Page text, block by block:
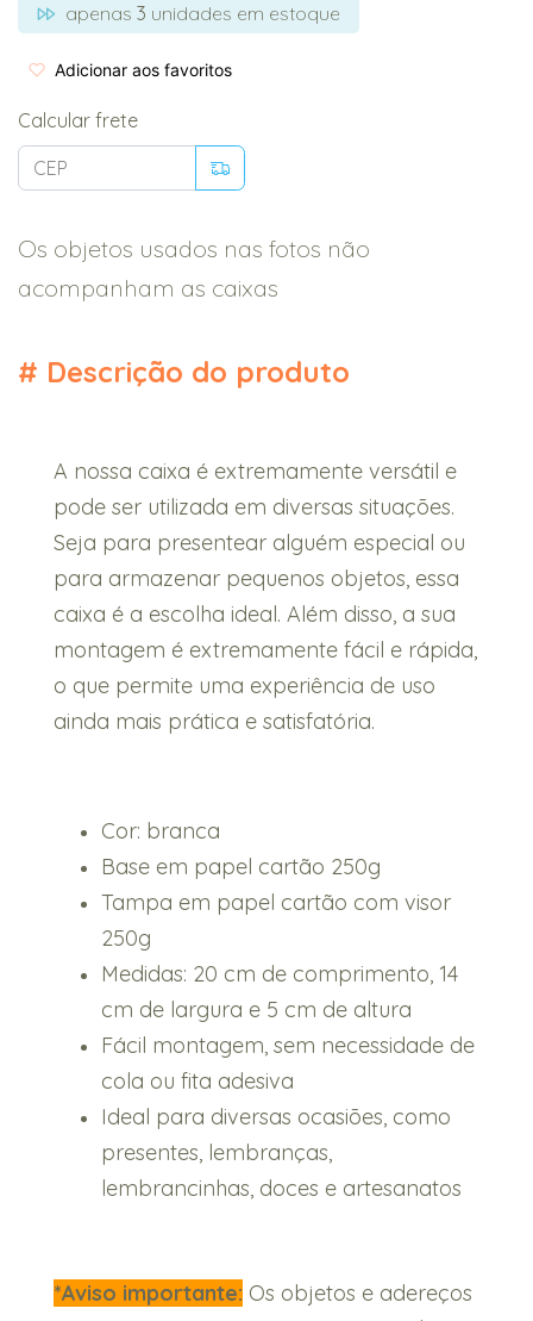
apenas 3 unidades em estoque
Adicionar aos favoritos
Calcular frete
Os objetos usados nas fotos não
acompanham as caixas
# Descrição do produto
A nossa caixa é extremamente versátil e
pode ser utilizada em diversas situações.
Seja para presentear alguém especial ou
para armazenar pequenos objetos, essa
caixa é a escolha ideal. Além disso, a sua
montagem é extremamente fácil e rápida,
o que permite uma experiência de uso
ainda mais prática e satisfatória.
Cor: branca
Base em papel cartão 250g
Tampa em papel cartão com visor
250g
Medidas: 20 cm de comprimento, 14
cm de largura e 5 cm de altura
Fácil montagem, sem necessidade de
cola ou fita adesiva
Ideal para diversas ocasiões, como
presentes, lembranças,
lembrancinhas, doces e artesanatos
*Aviso importante: Os objetos e adereços